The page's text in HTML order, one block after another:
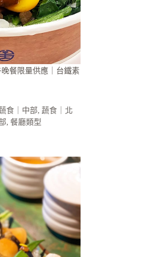
餐限量供應｜台鐵素
食｜中部, 蔬食｜北
, 餐廳類型